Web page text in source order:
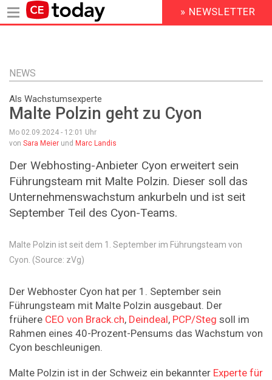
Inhalt
HEADER
MENU
» NEWSLETTER
NEWS
Als Wachstumsexperte
Malte Polzin geht zu Cyon
Mo 02.09.2024 - 12:01 Uhr
von Sara Meier und Marc Landis
Der Webhosting-Anbieter Cyon erweitert sein
Führungsteam mit Malte Polzin. Dieser soll das
Unternehmenswachstum ankurbeln und ist seit
September Teil des Cyon-Teams.
Malte Polzin ist seit dem 1. September im Führungsteam von
Cyon. (Source: zVg)
Der Webhoster Cyon hat per 1. September sein
Führungsteam mit Malte Polzin ausgebaut. Der
frühere CEO von Brack.ch, Deindeal, PCP/Steg soll im
Rahmen eines 40-Prozent-Pensums das Wachstum von
Cyon beschleunigen.
Malte Polzin ist in der Schweiz ein bekannter Experte für